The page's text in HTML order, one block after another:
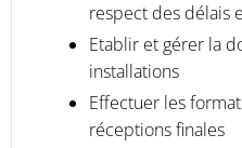
respect des délais
Etablir et gérer la
installations
Effectuer les
réceptions finales